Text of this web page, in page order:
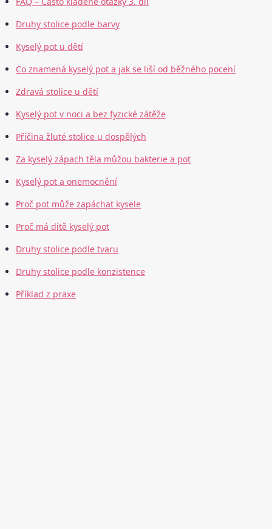
Druhy stolice podle barvy
Kyselý pot u dětí
Co znamená kyselý pot a jak se liší od běžného pocení
Zdravá stolice u dětí
Kyselý pot v noci a bez fyzické zátěže
Příčina žluté stolice u dospělých
Za kyselý zápach těla můžou bakterie a pot
Kyselý pot a onemocnění
Proč pot může zapáchat kysele
Proč má dítě kyselý pot
Druhy stolice podle tvaru
Druhy stolice podle konzistence
Příklad z praxe